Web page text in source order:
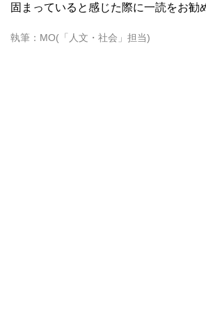
固まっていると感じた際に一読をお勧
執筆：MO(「人文・社会」担当)